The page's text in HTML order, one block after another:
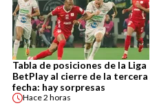
Tabla de posiciones de la Liga
BetPlay al cierre de la tercera
fecha: hay sorpresas
Hace2 horas